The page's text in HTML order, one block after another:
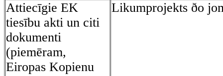
Attiecīgie EK
tiesību akti un citi
dokumenti
(piemēram,
Eiropas Kopienu
Likumprojekts ðo